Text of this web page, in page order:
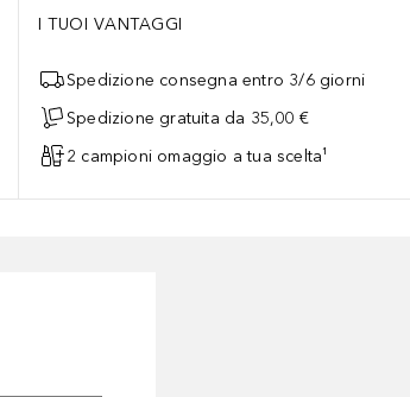
I TUOI VANTAGGI
Spedizione consegna entro 3/6 giorni
Spedizione gratuita da 35,00 €
2 campioni omaggio a tua scelta¹